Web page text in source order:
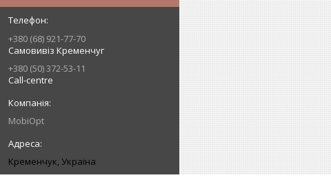
+380 (68) 921-77-70
Самовивіз Кременчуг
+380 (50) 372-53-11
Call-centre
MobiOpt
Кременчук, Україна